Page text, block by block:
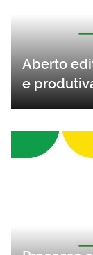
Aberto
e